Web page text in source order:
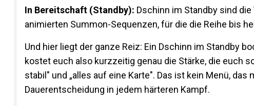
In Bereitschaft (Standby): Dschinn im Standby sind
animierten Summon-Sequenzen, für die die Reihe bis
Und hier liegt der ganze Reiz: Ein Dschinn im Standby
kostet euch also kurzzeitig genau die Stärke, die euch
stabil" und „alles auf eine Karte". Das ist kein Menü,
Dauerentscheidung in jedem härteren Kampf.